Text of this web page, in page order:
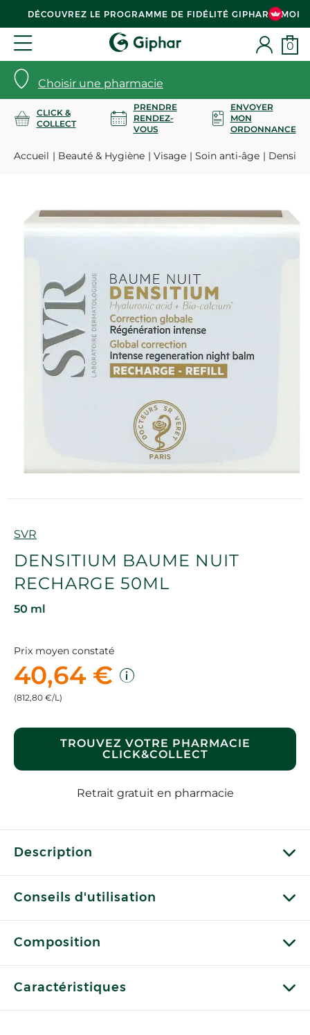
DÉCOUVREZ LE PROGRAMME DE FIDÉLITÉ GIPHAR & MOI
Choisir une pharmacie
0
CLICK &
COLLECT
PRENDRE
RENDEZ-
VOUS
ENVOYER
MON
ORDONNANCE
Accueil Beauté & Hygiène Visage Soin anti-âge
Marque
SVR
DENSITIUM BAUME NUIT
RECHARGE 50ML
50 ml
Prix moyen constaté
40,64 €
(812,80 €/L)
TROUVEZ VOTRE PHARMACIE
CLICK&COLLECT
Retrait gratuit en pharmacie
Description
Conseils d'utilisation
Composition
Caractéristiques